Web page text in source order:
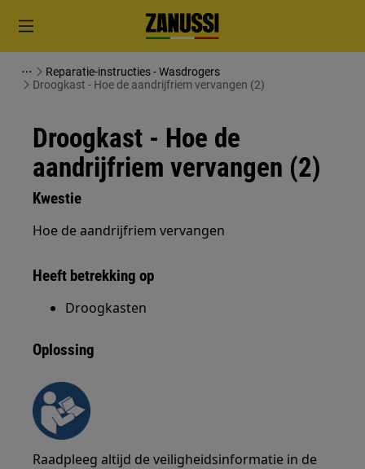
Reparatie-instructies - Wasdrogers
Droogkast - Hoe de aandrijfriem vervangen (2)
Droogkast - Hoe de
aandrijfriem vervangen (2)
Kwestie
Hoe de aandrijfriem vervangen
Heeft betrekking op
Droogkasten
Oplossing
Raadpleeg altijd de veiligheidsinformatie in de